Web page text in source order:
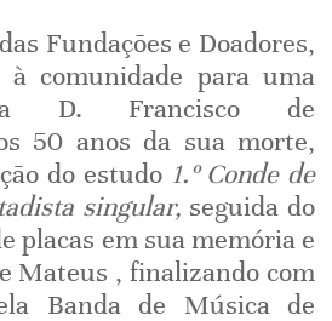
Fundações e Doadores,
à comunidade para uma
a D. Francisco de
50 anos da sua morte,
do estudo 1.º Conde de
singular, seguida do
placas em sua memória e
Mateus , finalizando com
Banda de Música de